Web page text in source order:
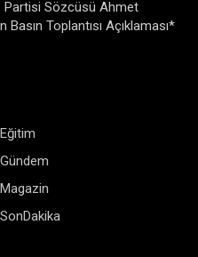
Partisi Sözcüsü Ahmet
Basın Toplantısı Açıklaması*
Eğitim
Gündem
Magazin
SonDakika